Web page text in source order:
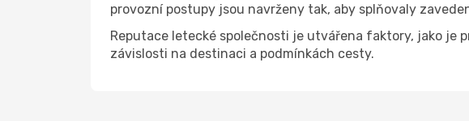
provozní postupy jsou navrženy tak, aby splňovaly
Reputace letecké společnosti je utvářena faktory, jako je
závislosti na destinaci a podmínkách cesty.